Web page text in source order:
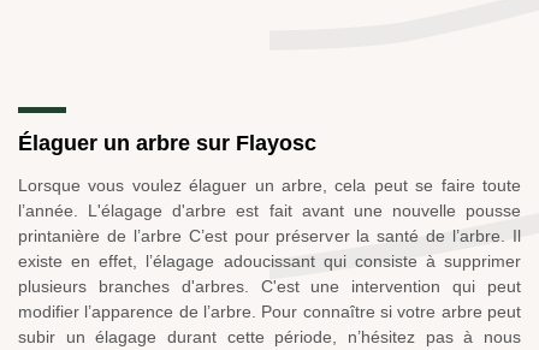
Élaguer un arbre sur Flayosc
Lorsque vous voulez élaguer un arbre, cela peut se faire toute
l’année. L'élagage d'arbre est fait avant une nouvelle pousse
printanière de l’arbre C’est pour préserver la santé de l’arbre. Il
existe en effet, l’élagage adoucissant qui consiste à supprimer
plusieurs branches d'arbres. C'est une intervention qui peut
modifier l’apparence de l’arbre. Pour connaître si votre arbre peut
subir un élagage durant cette période, n’hésitez pas à nous